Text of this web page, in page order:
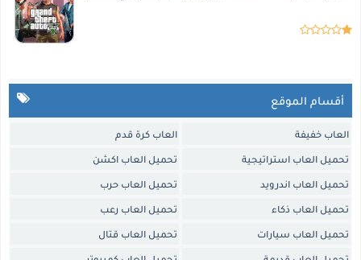
أقسام الموقع
العاب خفيفة العاب كرة قدم
تحميل العاب استراتيجية تحميل العاب اكشن
تحميل العاب اندرويد تحميل العاب حرب
تحميل العاب ذكاء تحميل العاب رعب
تحميل العاب سيارات تحميل العاب قتال